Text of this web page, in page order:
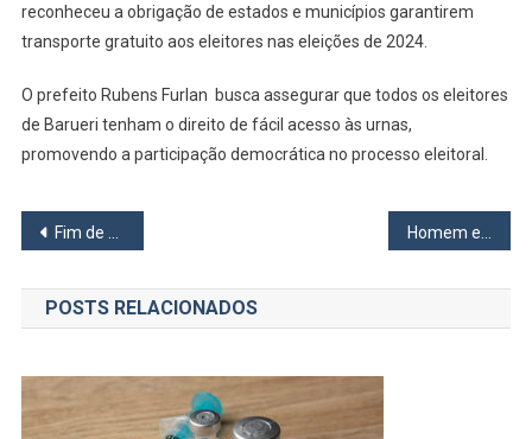
reconheceu a obrigação de estados e municípios garantirem
transporte gratuito aos eleitores nas eleições de 2024.
O prefeito Rubens Furlan busca assegurar que todos os eleitores
de Barueri tenham o direito de fácil acesso às urnas,
promovendo a participação democrática no processo eleitoral.
Navegação
de
Post
Fim de semana terá interdições em Barueri para obras da Castello Branco
POSTS RELACIONADOS